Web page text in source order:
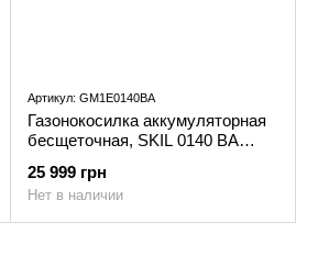
Артикул: GM1E0140BA
Газонокосилка аккумуляторная
бесщеточная, SKIL 0140 BA
25 999 грн
Нет в наличии